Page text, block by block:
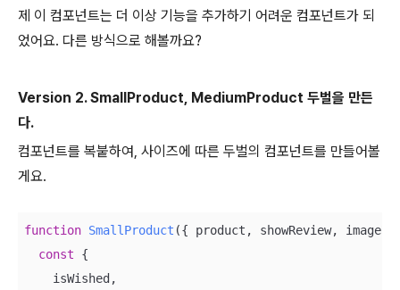
제 이 컴포넌트는 더 이상 기능을 추가하기 어려운 컴포넌트가 되
었어요. 다른 방식으로 해볼까요?
Version 2. SmallProduct, MediumProduct 두벌을 만든
다.
컴포넌트를 복붙하여, 사이즈에 따른 두벌의 컴포넌트를 만들어볼
게요.
function SmallProduct ({ product, showReview,
const {
    isWished,